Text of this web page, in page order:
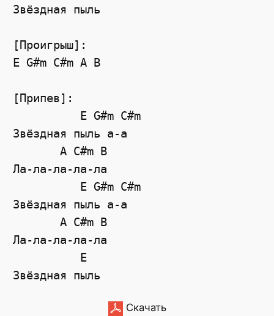
Звёздная пыль
[Проигрыш]:
E G#m C#m A B
[Припев]:
          E G#m C#m
Звёздная пыль а-а
       A C#m B
Ла-ла-ла-ла-ла
          E G#m C#m
Звёздная пыль а-а
       A C#m B
Ла-ла-ла-ла-ла
          E
Скачать